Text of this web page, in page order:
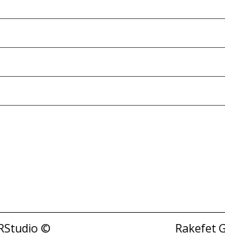
Rakefet
© All Rights Reserved to TRStudio